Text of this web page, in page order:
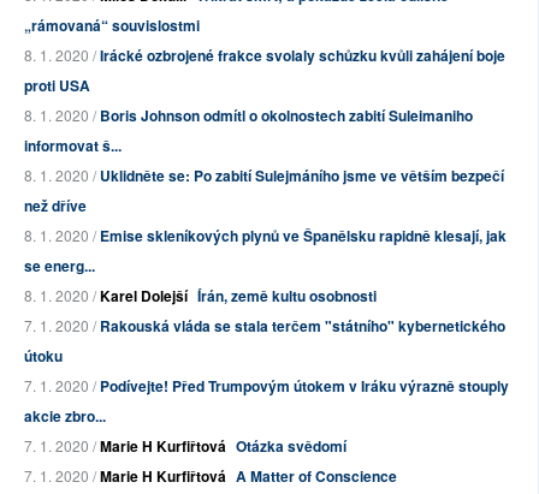
„rámovaná“ souvislostmi
8. 1. 2020 /Irácké ozbrojené frakce svolaly schůzku kvůli zahájení boje
proti USA
8. 1. 2020 /Boris Johnson odmítl o okolnostech zabití Suleimaniho
informovat š...
8. 1. 2020 /Uklidněte se: Po zabití Sulejmáního jsme ve větším bezpečí
než dříve
8. 1. 2020 /Emise skleníkových plynů ve Španělsku rapidně klesají, jak
se energ...
8. 1. 2020 /Karel Dolejší Írán, země kultu osobnosti
7. 1. 2020 /Rakouská vláda se stala terčem "státního" kybernetického
útoku
7. 1. 2020 /Podívejte! Před Trumpovým útokem v Iráku výrazně stouply
akcie zbro...
7. 1. 2020 /Marie H Kurfiřtová Otázka svědomí
7. 1. 2020 /Marie H Kurfiřtová A Matter of Conscience